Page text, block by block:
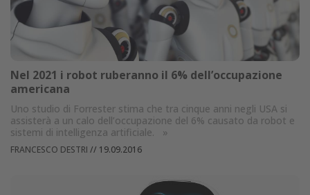
Nel 2021 i robot ruberanno il 6% dell’occupazione
americana
Uno studio di Forrester stima che tra cinque anni negli USA si
assisterà a un calo dell’occupazione del 6% causato da robot e
sistemi di intelligenza artificiale.
»
FRANCESCO DESTRI // 19.09.2016